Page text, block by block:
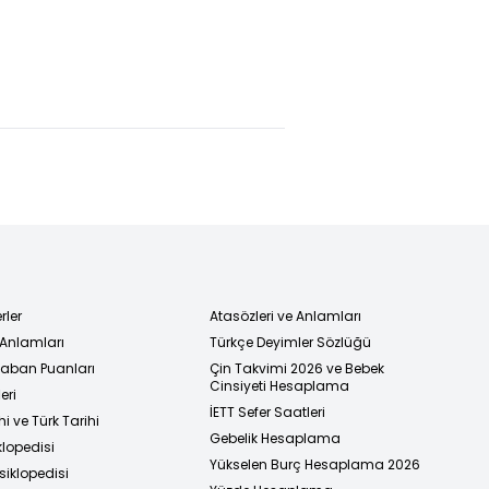
Puanları
ve Türk Tarihi
Atasözleri ve Anlamları
Türkçe Deyimler Sözlüğü
Çin Takvimi 2026 ve Bebek
Cinsiyeti Hesaplama
İETT Sefer Saatleri
Gebelik Hesaplama
Yükselen Burç Hesaplama 2026